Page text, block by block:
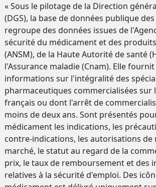
« Sous le pilotage de la Direction
(DGS), la base de données publique
regroupe des données issues de
sécurité du médicament et des
(ANSM), de la Haute Autorité de santé
l'Assurance maladie (Cnam). Elle fournit
informations sur l'intégralité des
pharmaceutiques commercialisées sur
français ou dont l'arrêt de
moins de deux ans. Sont présentés
médicament les indications, les
contre-indications, les autorisations de
marché, le statut au regard de la
prix, le taux de remboursement et des
relatives à la sécurité d'emploi. Des